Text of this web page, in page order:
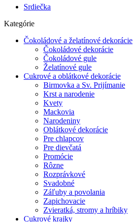
Srdiečka
Kategórie
Čokoládové a želatínové dekorácie
Čokoládové dekorácie
Čokoládové gule
Želatínové gule
Cukrové a oblátkové dekorácie
Birmovka a Sv. Prijímanie
Krst a narodenie
Kvety
Mackovia
Narodeniny
Oblátkové dekorácie
Pre chlapcov
Pre dievčatá
Promócie
Rôzne
Rozprávkové
Svadobné
Záľuby a povolania
Zapichovacie
Zvieratká, stromy a hríbiky
Cukrové krajky